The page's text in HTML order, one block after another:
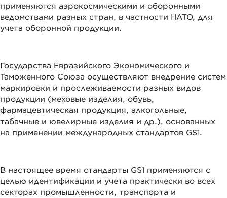
применяются аэрокосмическими и оборонными
ведомствами разных стран, в частности НАТО, для
учета оборонной продукции.
Государства Евразийского Экономического и
Таможенного Союза осуществляют внедрение систем
маркировки и прослеживаемости разных видов
продукции (меховые изделия, обувь,
фармацевтическая продукция, алкогольные,
табачные и ювелирные изделия и др.), основанных
на применении международных стандартов GS1.
В настоящее время стандарты GS1 применяются с
целью идентификации и учета практически во всех
секторах промышленности, транспорта и